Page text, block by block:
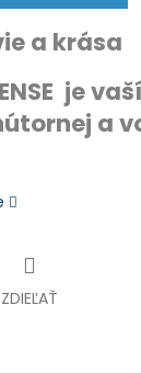
a krása
je
a
ZDIEĽAŤ